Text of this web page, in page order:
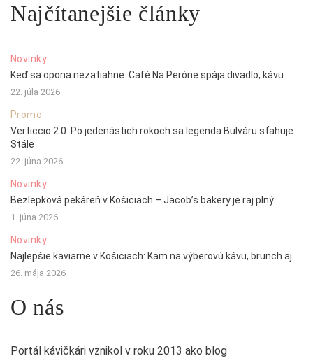
Najčítanejšie články
Novinky
Keď sa opona nezatiahne: Café Na Peróne spája divadlo, kávu
22. júla 2026
Promo
Verticcio 2.0: Po jedenástich rokoch sa legenda Bulváru sťahuje.
Stále
22. júna 2026
Novinky
Bezlepková pekáreň v Košiciach – Jacob’s bakery je raj plný
1. júna 2026
Novinky
Najlepšie kaviarne v Košiciach: Kam na výberovú kávu, brunch aj
26. mája 2026
O nás
Portál kávičkári vznikol v roku 2013 ako blog